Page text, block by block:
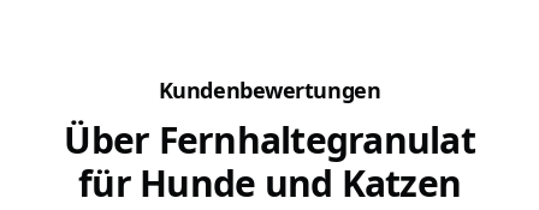
Kundenbewertungen
Über Fernhaltegranulat
für Hunde und Katzen